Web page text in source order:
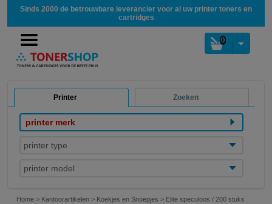
Sinds 2000 de betrouwbare leverancier voor al uw printer toners en
cartridges
0
Printer Zoeken
printer merk
printer type
printer model
Home > Kantoorartikelen > Koekjes en Snoepjes > Elite speculoos / 200 stuks